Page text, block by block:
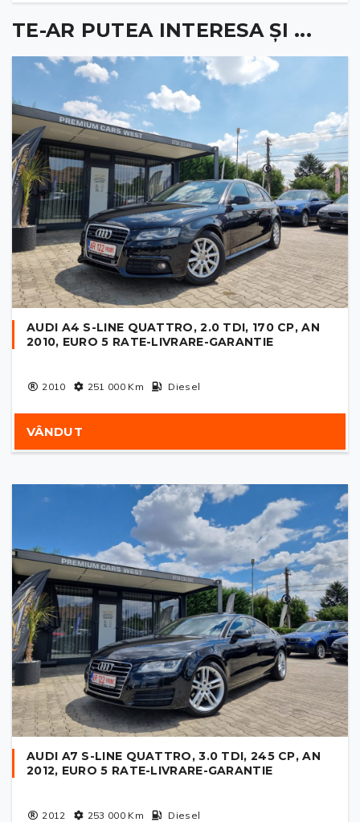
TE-AR PUTEA INTERESA ȘI ...
AUDI A4 S-LINE QUATTRO, 2.0 TDI, 170 CP, AN
2010, EURO 5 RATE-LIVRARE-GARANTIE
2010 251 000Km Diesel
VÂNDUT
AUDI A7 S-LINE QUATTRO, 3.0 TDI, 245 CP, AN
2012, EURO 5 RATE-LIVRARE-GARANTIE
2012 253 000Km Diesel